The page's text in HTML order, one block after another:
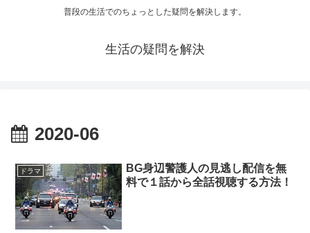
普段の生活でのちょっとした疑問を解決します。
生活の疑問を解決
2020-06
ドラマ
BG身辺警護人の見逃し配信を無
料で１話から全話視聴する方法！